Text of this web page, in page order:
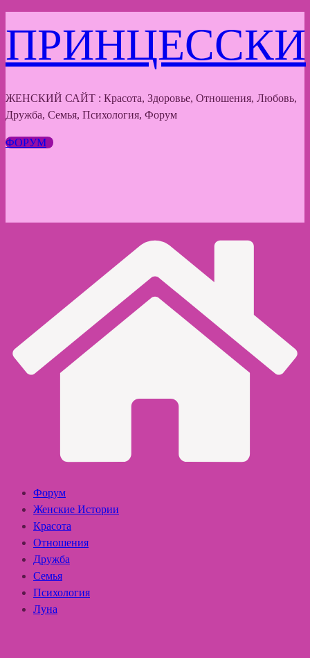
к
содержимому
ПРИНЦЕССКИ
ЖЕНСКИЙ САЙТ : Красота, Здоровье, Отношения, Любовь,
Дружба, Семья, Психология, Форум
ФОРУМ
Форум
Женские Истории
Красота
Отношения
Дружба
Семья
Психология
Луна